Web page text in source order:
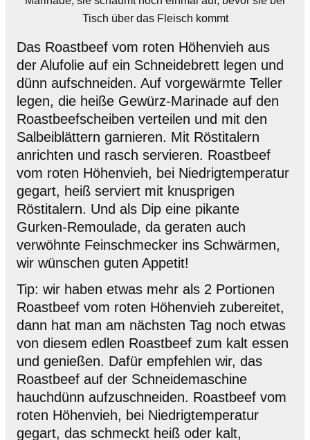
Tisch über das Fleisch kommt
Das Roastbeef vom roten Höhenvieh aus
der Alufolie auf ein Schneidebrett legen und
dünn aufschneiden. Auf vorgewärmte Teller
legen, die heiße Gewürz-Marinade auf den
Roastbeefscheiben verteilen und mit den
Salbeiblättern garnieren. Mit Röstitalern
anrichten und rasch servieren. Roastbeef
vom roten Höhenvieh, bei Niedrigtemperatur
gegart, heiß serviert mit knusprigen
Röstitalern. Und als Dip eine pikante
Gurken-Remoulade, da geraten auch
verwöhnte Feinschmecker ins Schwärmen,
wir wünschen guten Appetit!
Tip: wir haben etwas mehr als 2 Portionen
Roastbeef vom roten Höhenvieh zubereitet,
dann hat man am nächsten Tag noch etwas
von diesem edlen Roastbeef zum kalt essen
und genießen. Dafür empfehlen wir, das
Roastbeef auf der Schneidemaschine
hauchdünn aufzuschneiden. Roastbeef vom
roten Höhenvieh, bei Niedrigtemperatur
gegart, das schmeckt heiß oder kalt,